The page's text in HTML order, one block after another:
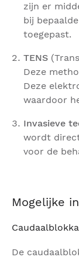
zijn er
bij
toegepast.
TENS
Deze
Deze
waardoor
Invasieve
wordt
voor de
Mogelijke
De